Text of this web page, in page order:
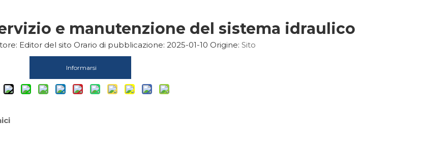
e manutenzione del sistema idraulico
Editor del sito Orario di pubblicazione: 2025-01-10 Origine: Sito
Informarsi